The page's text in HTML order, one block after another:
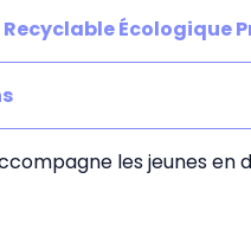
Écologique
les jeunes